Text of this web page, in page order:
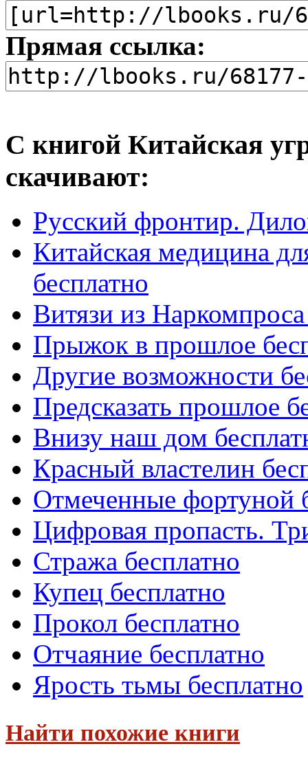
Прямая ссылка:
С книгой Китайская
скачивают:
Русский фронтир.
Китайская медицина
бесплатно
Витязи из
Прыжок в прошлое
Другие возможности
Предсказать прошлое
Внизу наш дом
Красный властелин
Отмеченные фортуной
Цифровая пропасть.
Стража бесплатно
Купец бесплатно
Прокол бесплатно
Отчаяние бесплатно
Ярость тьмы бесплатно
Найти похожие книги